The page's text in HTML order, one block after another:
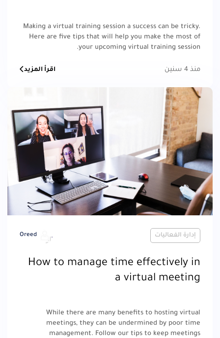
Making a virtual training session a success can be tricky.
Here are five tips that will help you make the most of
your upcoming virtual training session.
منذ 4 سنين اقرأ المزيد
إدارة الفعاليات Oreed
How to manage time effectively in
a virtual meeting
While there are many benefits to hosting virtual
meetings, they can be undermined by poor time
management. Follow our tips to keep meetings